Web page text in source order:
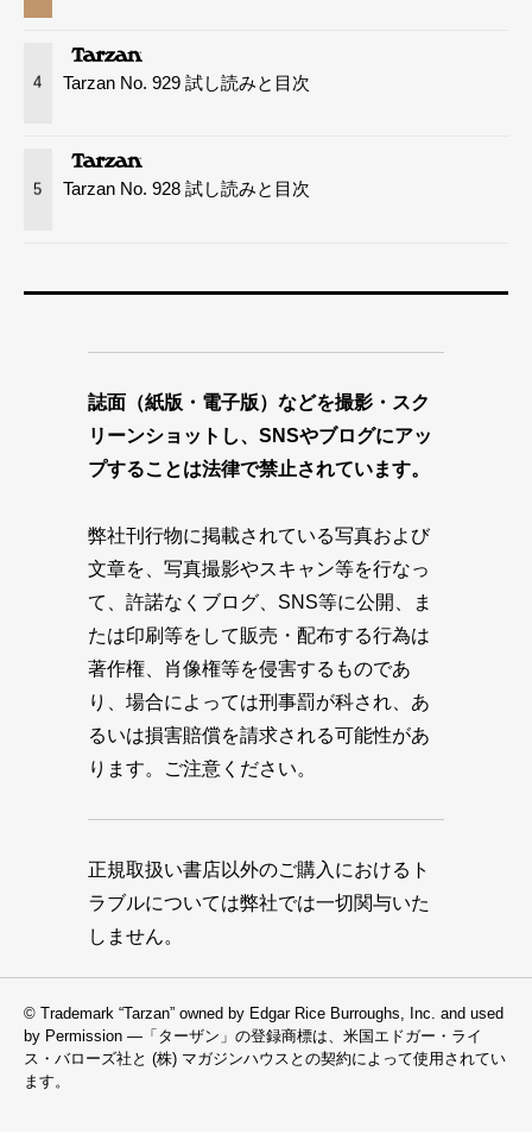
4 Tarzan No. 929 試し読みと目次
5 Tarzan No. 928 試し読みと目次
誌面（紙版・電子版）などを撮影・スク
リーンショットし、SNSやブログにアッ
プすることは法律で禁止されています。
弊社刊行物に掲載されている写真および
文章を、写真撮影やスキャン等を行なっ
て、許諾なくブログ、SNS等に公開、ま
たは印刷等をして販売・配布する行為は
著作権、肖像権等を侵害するものであ
り、場合によっては刑事罰が科され、あ
るいは損害賠償を請求される可能性があ
ります。ご注意ください。
正規取扱い書店以外のご購入におけるト
ラブルについては弊社では一切関与いた
しません。
© Trademark “Tarzan” owned by Edgar Rice Burroughs, Inc. and used
by Permission —「ターザン」の登録商標は、米国エドガー・ライ
ス・バローズ社と (株) マガジンハウスとの契約によって使用されてい
ます。